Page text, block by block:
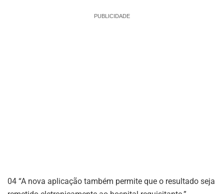
PUBLICIDADE
04 “A nova aplicação também permite que o resultado seja